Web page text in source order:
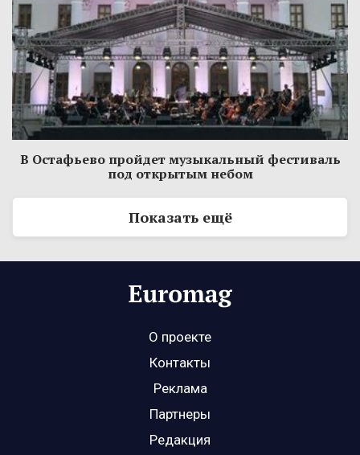
В Остафьево пройдет музыкальный фестиваль
под открытым небом
Показать ещё
О проекте
Контакты
Реклама
Партнеры
Редакция